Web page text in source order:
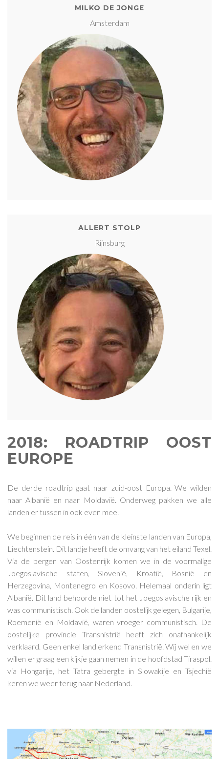
MILKO DE JONGE
Amsterdam
ALLERT STOLP
Rijnsburg
2018: ROADTRIP OOST
EUROPE
De derde roadtrip gaat naar zuid-oost Europa. We wilden
naar Albanië en naar Moldavië. Onderweg pakken we alle
landen er tussen in ook even mee.
We beginnen de reis in één van de kleinste landen van Europa,
Liechtenstein. Dit landje heeft de omvang van het eiland Texel.
Via de bergen van Oostenrijk komen we in de voormalige
Joegoslavische staten, Slovenië, Kroatië, Bosnië en
Herzegovina, Montenegro en Kosovo. Helemaal onderin ligt
Albanië. Dit land behoorde niet tot het Joegoslavische rijk en
was communistisch. Ook de landen oostelijk gelegen, Bulgarije,
Roemenië en Moldavië, waren vroeger communistisch. De
oostelijke provincie Transnistrië heeft zich onafhankelijk
verklaard. Geen enkel land erkend Transnistrië. Wij wel en we
willen er graag een kijkje gaan nemen in de hoofdstad Tiraspol.
via Hongarije, het Tatra gebergte in Slowakije en Tsjechië
keren we weer terug naar Nederland.